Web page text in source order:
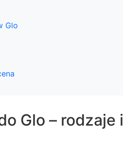
Glo
Glo – rodzaje i